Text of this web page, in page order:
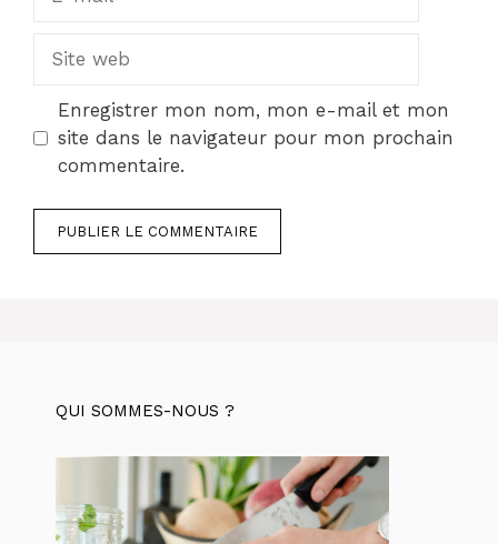
Site
Enregistrer mon nom, mon e-mail et mon
site dans le navigateur pour mon prochain
commentaire.
QUI SOMMES-NOUS ?